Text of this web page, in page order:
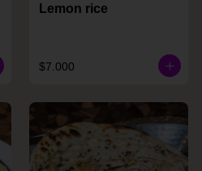
Lemon rice
$7.000